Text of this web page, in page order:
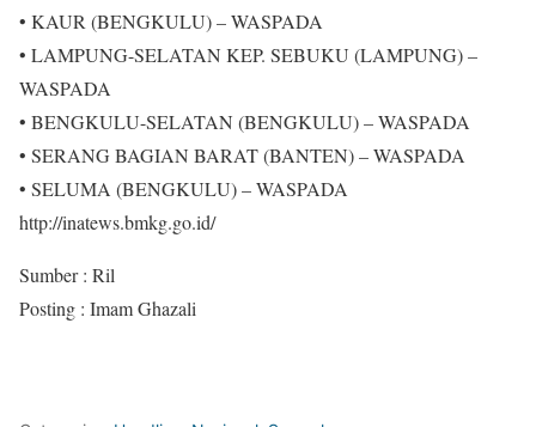
• KAUR (BENGKULU) – WASPADA
• LAMPUNG-SELATAN KEP. SEBUKU (LAMPUNG) –
WASPADA
• BENGKULU-SELATAN (BENGKULU) – WASPADA
• SERANG BAGIAN BARAT (BANTEN) – WASPADA
• SELUMA (BENGKULU) – WASPADA
http://inatews.bmkg.go.id/
Sumber : Ril
Posting : Imam Ghazali